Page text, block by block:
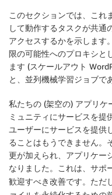
このセクションでは、これ
して動作するタスクが共通
アクセスするかを示します
限の可能性へのプロキシと
ます (スケールアウト
と、並列機械学習ジョブで
私たちの (架空の) アプリケ
ミュニティにサービスを提
ユーザーにサービスを提供
ることはもうできません。
更が加えられ、アプリケー
なりました。これは、サポ
歓迎すべき改善です。ただ